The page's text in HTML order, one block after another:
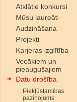
Atklātie konkursi
Mūsu laureāti
Audzināšana
Projekti
Karjeras izglītība
Vecākiem un
pieaugušajiem
Datu drošība
Piekļūstamības
paziņojums